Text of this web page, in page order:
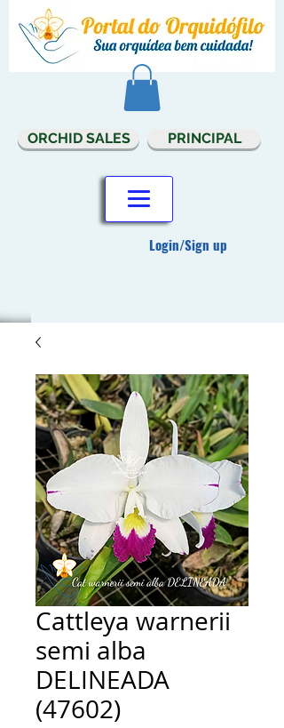
Login/Sign up
ORCHID SALES PRINCIPAL
Cattleya warnerii
semi alba
DELINEADA
(47602)